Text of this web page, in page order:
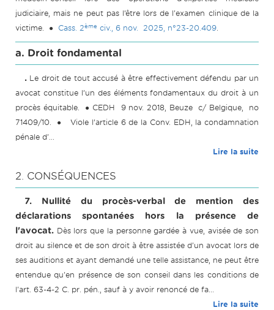
judiciaire, mais ne peut pas l’être lors de l'examen clinique de la
victime. ● Cass. 2ème civ., 6 nov. 2025, n°23-20.409.
a. Droit fondamental
. Le droit de tout accusé à être effectivement défendu par un
avocat constitue l’un des éléments fondamentaux du droit à un
procès équitable. ● CEDH 9 nov. 2018, Beuze c/ Belgique, no
71409/10. ● Viole l’article 6 de la Conv. EDH, la condamnation
pénale d'...
Lire la suite
2. CONSÉQUENCES
7. Nullité du procès-verbal de mention des
déclarations spontanées hors la présence de
l'avocat. Dès lors que la personne gardée à vue, avisée de son
droit au silence et de son droit à être assistée d'un avocat lors de
ses auditions et ayant demandé une telle assistance, ne peut être
entendue qu'en présence de son conseil dans les conditions de
l'art. 63-4-2 C. pr. pén., sauf à y avoir renoncé de fa...
Lire la suite